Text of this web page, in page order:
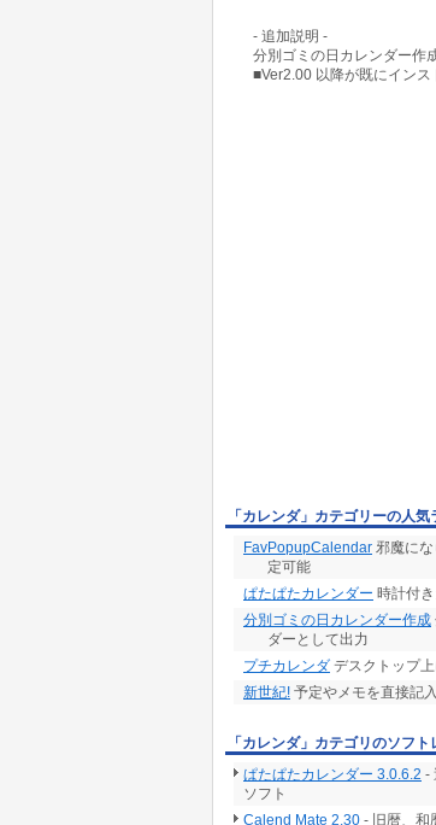
- 追加説明 -
分別ゴミの日カレンダー作
■Ver2.00 以降が既にインス
「カレンダ」カテゴリーの人
FavPopupCalendar 邪魔に
定可能
ぱたぱたカレンダー 時計付
分別ゴミの日カレンダー作成
ダーとして出力
プチカレンダ デスクトップ
新世紀! 予定やメモを直接記
「カレンダ」カテゴリのソフト
ぱたぱたカレンダー 3.0.6.2 -
ソフト
Calend Mate 2.30 - 旧暦、和